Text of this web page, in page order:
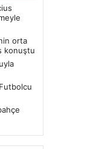
orta
konuştu